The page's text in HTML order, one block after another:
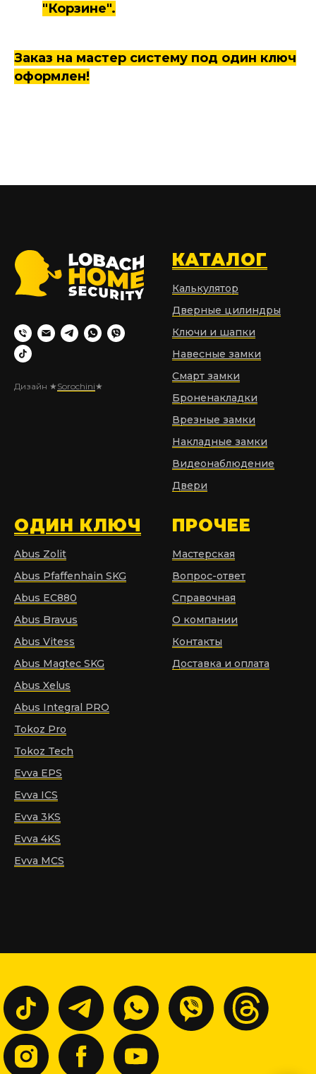
"Корзине".
Заказ на мастер систему под один ключ
оформлен!
Дизайн ★Sorochini★
КАТАЛОГ
Калькулятор
Дверные цилиндры
Ключи и шапки
Навесные замки
Смарт замки
Броненакладки
Врезные замки
Накладные замки
Видеонаблюдение
Двери
ОДИН КЛЮЧ
Abus Zolit
Abus Pfaffenhain SKG
Abus EC880
Abus Bravus
Abus Vitess
Abus Magtec SKG
Abus Xelus
Abus Integral PRO
Tokoz Pro
Tokoz Tech
Evva EPS
Evva ICS
Evva 3KS
Evva 4KS
Evva MCS
ПРОЧЕЕ
Мастерская
Вопрос-ответ
Справочная
О компании
Контакты
Доставка и оплата